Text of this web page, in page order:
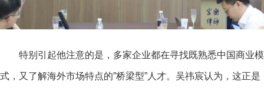
特别引起他注意的是，多家企业都在寻找既熟悉中国商业模
式，又了解海外市场特点的”桥梁型”人才。吴祎宸认为，这正是